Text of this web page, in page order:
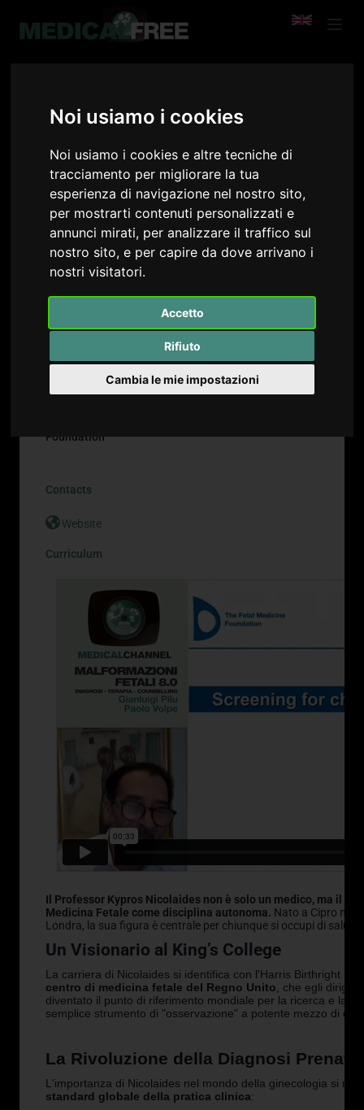
Noi usiamo i cookies
Noi usiamo i cookies e altre tecniche di
tracciamento per migliorare la tua
esperienza di navigazione nel nostro sito,
per mostrarti contenuti personalizzati e
annunci mirati, per analizzare il traffico sul
nostro sito, e per capire da dove arrivano i
nostri visitatori.
Accetto
Rifiuto
Cambia le mie impostazioni
Go Back
Professor Nicolaides Kypros
Foundation
Contacts
Website
Curriculum
Il Professor Kypros Nicolaides non è solo un medico, ma il
Medicina Fetale come disciplina autonoma. Nato a Cipro nel
Londra, la sua figura è centrale per chiunque si occupi di
Un Visionario al King’s College
La carriera di Nicolaides si identifica con l'Harris Birthright
centro di medicina fetale del Regno Unito , che egli dirige
diventato il punto di riferimento mondiale per la ricerca e la
semplice strumento di "osservazione" a potente mezzo di
La Rivoluzione della Diagnosi
L'importanza di Nicolaides nel mondo della ginecologia si
standard globale della pratica clinica: